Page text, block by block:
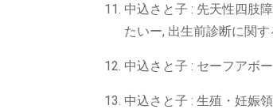
中込さと子 : 先天性四肢
たいー, 出生前診断に関
中込さと子 : セーフアボ
中込さと子 : 生殖・妊娠